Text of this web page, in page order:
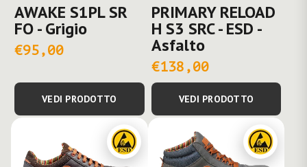
AWAKE S1PL SR
FO - Grigio
€95,00
VEDI PRODOTTO
PRIMARY RELOAD
H S3 SRC - ESD -
Asfalto
€138,00
VEDI PRODOTTO